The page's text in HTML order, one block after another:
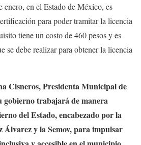
enero, en el Estado de México, es
para poder tramitar la licencia
tiene un costo de 460 pesos y es
se debe realizar para obtener la licencia
Cisneros, Presidenta Municipal de
gobierno trabajará de manera
del Estado, encabezado por la
Álvarez y la Semov, para impulsar